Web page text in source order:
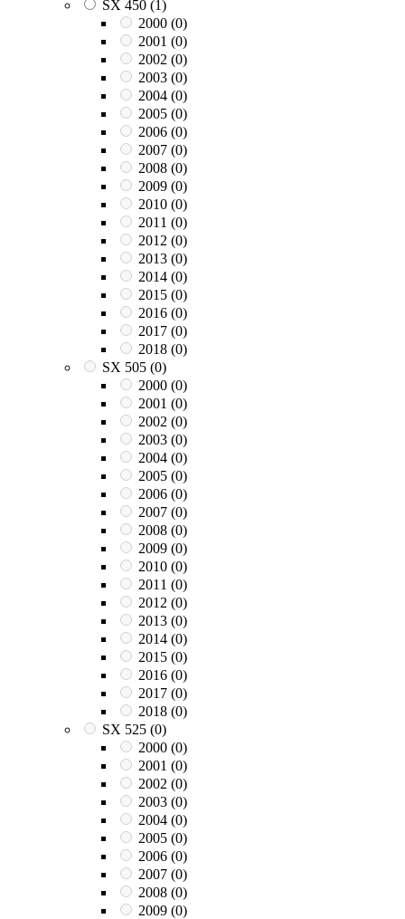
SX 450 (1)
2000 (0)
2001 (0)
2002 (0)
2003 (0)
2004 (0)
2005 (0)
2006 (0)
2007 (0)
2008 (0)
2009 (0)
2010 (0)
2011 (0)
2012 (0)
2013 (0)
2014 (0)
2015 (0)
2016 (0)
2017 (0)
2018 (0)
SX 505 (0)
2000 (0)
2001 (0)
2002 (0)
2003 (0)
2004 (0)
2005 (0)
2006 (0)
2007 (0)
2008 (0)
2009 (0)
2010 (0)
2011 (0)
2012 (0)
2013 (0)
2014 (0)
2015 (0)
2016 (0)
2017 (0)
2018 (0)
SX 525 (0)
2000 (0)
2001 (0)
2002 (0)
2003 (0)
2004 (0)
2005 (0)
2006 (0)
2007 (0)
2008 (0)
2009 (0)